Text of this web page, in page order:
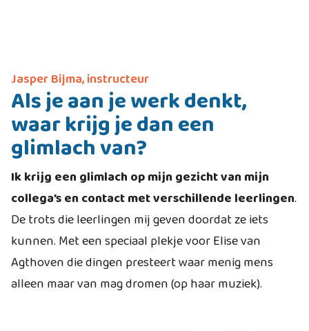
Jasper Bijma, instructeur
Als je aan je werk denkt,
waar krijg je dan een
glimlach van?
Ik krijg een glimlach op mijn gezicht van mijn
collega’s en contact met verschillende leerlingen.
De trots die leerlingen mij geven doordat ze iets
kunnen. Met een speciaal plekje voor Elise van
Agthoven die dingen presteert waar menig mens
alleen maar van mag dromen (op haar muziek).